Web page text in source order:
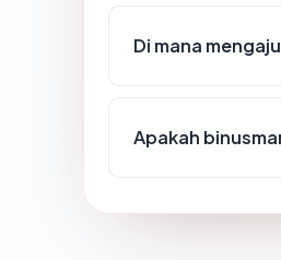
Di mana
Apakah